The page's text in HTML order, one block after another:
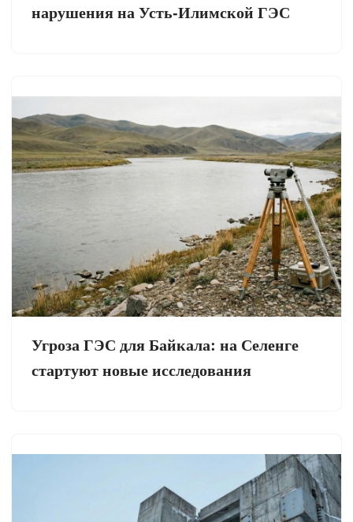
нарушения на Усть-Илимской ГЭС
Угроза ГЭС для Байкала: на Селенге
стартуют новые исследования